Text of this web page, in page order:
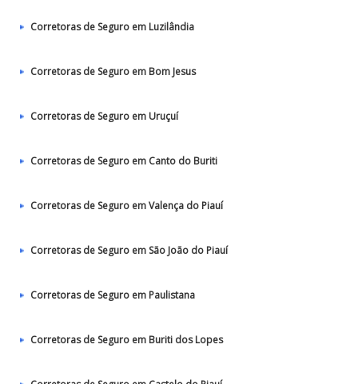
Corretoras de Seguro em Luzilândia
Corretoras de Seguro em Bom Jesus
Corretoras de Seguro em Uruçuí
Corretoras de Seguro em Canto do Buriti
Corretoras de Seguro em Valença do Piauí
Corretoras de Seguro em São João do Piauí
Corretoras de Seguro em Paulistana
Corretoras de Seguro em Buriti dos Lopes